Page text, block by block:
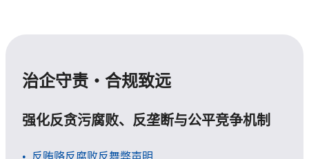
治企守责・合规致远
强化反贪污腐败、反垄断与公平竞争机制